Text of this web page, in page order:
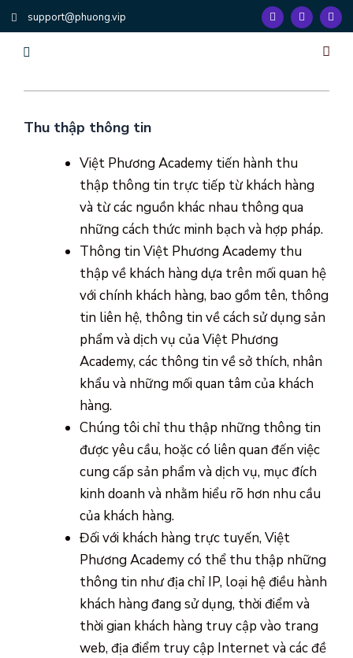
support@phuong.vip F
a
c
k
T
w
i
Y
o
u
Thu thập thông tin
Việt Phương Academy tiến hành thu
thập thông tin trực tiếp từ khách hàng
và từ các nguồn khác nhau thông qua
những cách thức minh bạch và hợp pháp.
Thông tin Việt Phương Academy thu
thập về khách hàng dựa trên mối quan hệ
với chính khách hàng, bao gồm tên, thông
tin liên hệ, thông tin về cách sử dụng sản
phẩm và dịch vụ của Việt Phương
Academy, các thông tin về sở thích, nhân
khẩu và những mối quan tâm của khách
hàng.
Chúng tôi chỉ thu thập những thông tin
được yêu cầu, hoặc có liên quan đến việc
cung cấp sản phẩm và dịch vụ, mục đích
kinh doanh và nhằm hiểu rõ hơn nhu cầu
của khách hàng.
Đối với khách hàng trực tuyến, Việt
Phương Academy có thể thu thập những
thông tin như địa chỉ IP, loại hệ điều hành
khách hàng đang sử dụng, thời điểm và
thời gian khách hàng truy cập vào trang
web, địa điểm truy cập Internet và các đề